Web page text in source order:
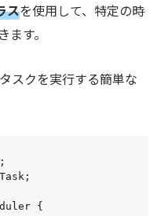
スを使用して、特定の時
す。
スクを実行する簡単な
{